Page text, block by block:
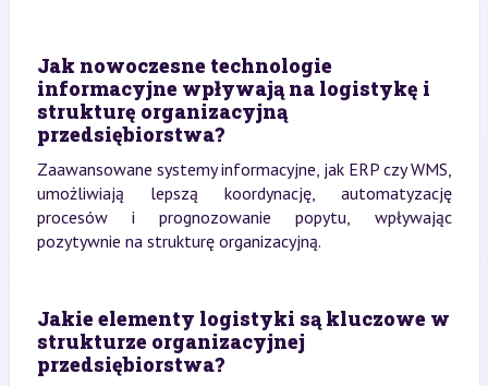
Jak nowoczesne technologie
informacyjne wpływają na logistykę i
strukturę organizacyjną
przedsiębiorstwa?
Zaawansowane systemy informacyjne, jak ERP czy WMS,
umożliwiają lepszą koordynację, automatyzację
procesów i prognozowanie popytu, wpływając
pozytywnie na strukturę organizacyjną.
Jakie elementy logistyki są kluczowe w
strukturze organizacyjnej
przedsiębiorstwa?